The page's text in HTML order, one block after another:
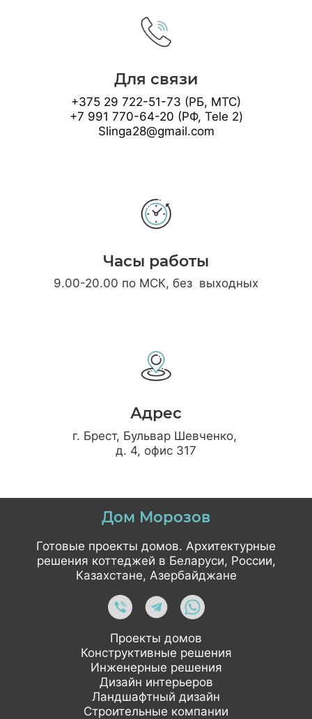
Для связи
+375 29 722-51-73 (РБ, МТС)
+7 991 770-64-20 (РФ, Tele 2)
Slinga28@gmail.com
Часы работы
9.00-20.00 по МСК, без выходных
Адрес
г. Брест, Бульвар Шевченко,
д. 4, офис 317
Дом Морозов
Готовые проекты домов. Архитектурные
решения коттеджей в Беларуси, России,
Казахстане, Азербайджане
Проекты домов
Конструктивные решения
Инженерные решения
Дизайн интерьеров
Ландшафтный дизайн
Строительные компании